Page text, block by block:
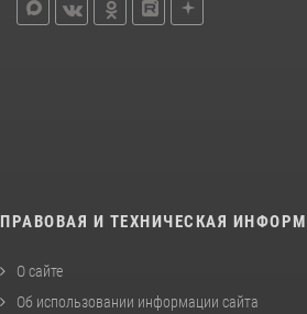
ПРАВОВАЯ И ТЕХНИЧЕСКАЯ
О сайте
Об использовании информации сайта